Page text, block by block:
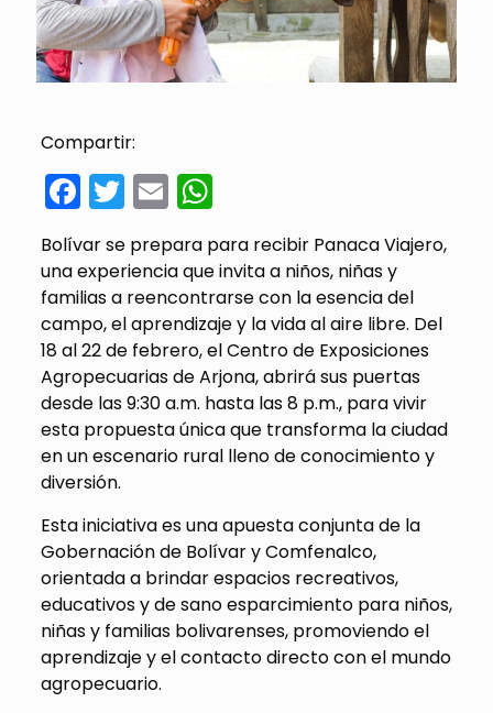
Compartir:
Facebook
Twitter
EmailWhatsApp
Bolívar se prepara para recibir Panaca Viajero,
una experiencia que invita a niños, niñas y
familias a reencontrarse con la esencia del
campo, el aprendizaje y la vida al aire libre. Del
18 al 22 de febrero, el Centro de Exposiciones
Agropecuarias de Arjona, abrirá sus puertas
desde las 9:30 a.m. hasta las 8 p.m., para vivir
esta propuesta única que transforma la ciudad
en un escenario rural lleno de conocimiento y
diversión.
Esta iniciativa es una apuesta conjunta de la
Gobernación de Bolívar y Comfenalco,
orientada a brindar espacios recreativos,
educativos y de sano esparcimiento para niños,
niñas y familias bolivarenses, promoviendo el
aprendizaje y el contacto directo con el mundo
agropecuario.